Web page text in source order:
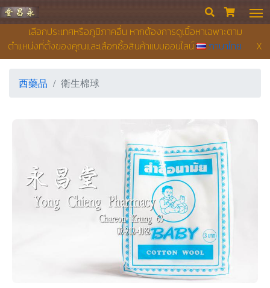
เลือกประเทศหรือภูมิภาคอื่น หากต้องการดูเนื้อหาเฉพาะตาม
ตำแหน่งที่ตั้งของคุณและเลือกซื้อสินค้าแบบออนไลน์
ภาษาไทย X
永昌堂藥店  
西藥品 衛生棉球